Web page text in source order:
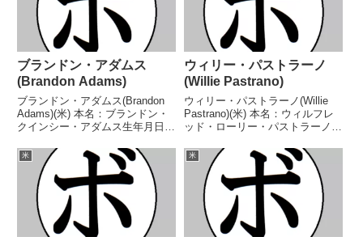
ブランドン・アダムス
(Brandon Adams)
ブランドン・アダムス(Brandon
Adams)(米) 本名：ブランドン・
クインシー・アダムス生年月日：
戦26勝(16KO)4敗 【獲得タイト
ル】ザ・コンテンダーシリーズシ
ーズン5ミドル級優勝WBC米...
ウィリー・パストラーノ
(Willie Pastrano)
ウィリー・パストラーノ(Willie
Pastrano)(米) 本名：ウィルフレ
ッド・ローリー・パストラーノ生
米戦績：83戦62勝(14KO)13敗8
分 【獲得タイトル】第2代WBA
世界ライトヘビー級王座...
米 米